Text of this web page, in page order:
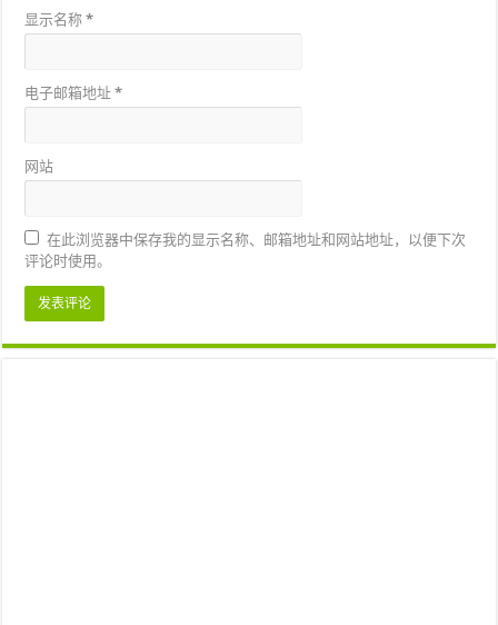
显示名称*
电子邮箱地址*
网站
在此浏览器中保存我的显示名称、邮箱地址和网站地址，以便下次
评论时使用。